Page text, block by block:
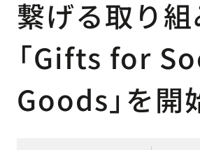
繋げる取り組
「Gifts for
Goods」を開